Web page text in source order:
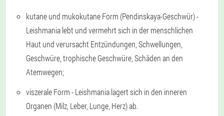
kutane und mukokutane Form (Pendinskaya-Geschwür) -
Leishmania lebt und vermehrt sich in der menschlichen
Haut und verursacht Entzündungen, Schwellungen,
Geschwüre, trophische Geschwüre, Schäden an den
Atemwegen;
viszerale Form - Leishmania lagert sich in den inneren
Organen (Milz, Leber, Lunge, Herz) ab.